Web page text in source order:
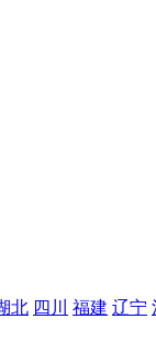
北 四川 福建 辽宁